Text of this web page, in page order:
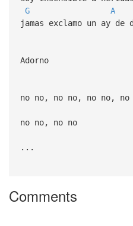
G
A
jamas exclamo un ay de
Adorno
no no, no no, no no, no
no no, no no
...
Comments